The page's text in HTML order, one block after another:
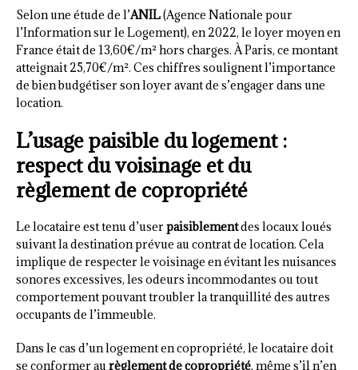
Selon une étude de l’ANIL(Agence Nationale pour
l’Information sur le Logement), en 2022, le loyer moyen en
France était de 13,60€/m² hors charges. À Paris, ce montant
atteignait 25,70€/m². Ces chiffres soulignent l’importance
de bien budgétiser son loyer avant de s’engager dans une
location.
L’usage paisible du logement :
respect du voisinage et du
règlement de copropriété
Le locataire est tenu d’userpaisiblementdes locaux loués
suivant la destination prévue au contrat de location. Cela
implique de respecter le voisinage en évitant les nuisances
sonores excessives, les odeurs incommodantes ou tout
comportement pouvant troubler la tranquillité des autres
occupants de l’immeuble.
Dans le cas d’un logement en copropriété, le locataire doit
se conformer aurèglement de copropriété, même s’il n’en